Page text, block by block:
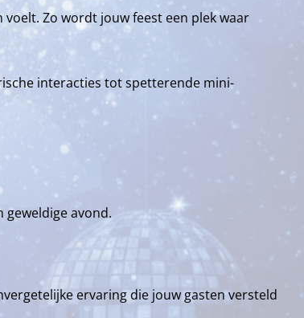
Zo wordt jouw feest een plek waar
interacties tot spetterende mini-
avond.
ervaring die jouw gasten versteld